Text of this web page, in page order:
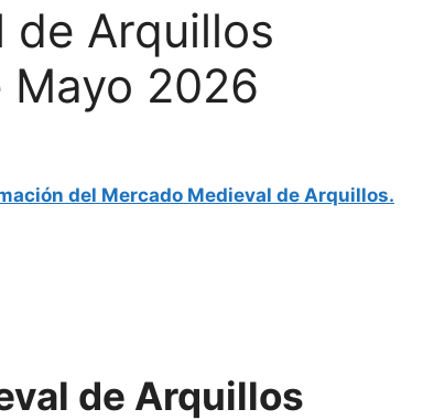
de Arquillos
Mayo 2026
del Mercado Medieval de Arquillos.
de Arquillos